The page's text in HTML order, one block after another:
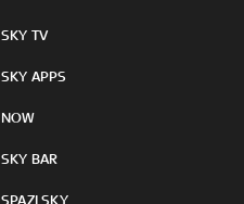
SKY TV
SKY APPS
NOW
SKY BAR
SPAZI SKY